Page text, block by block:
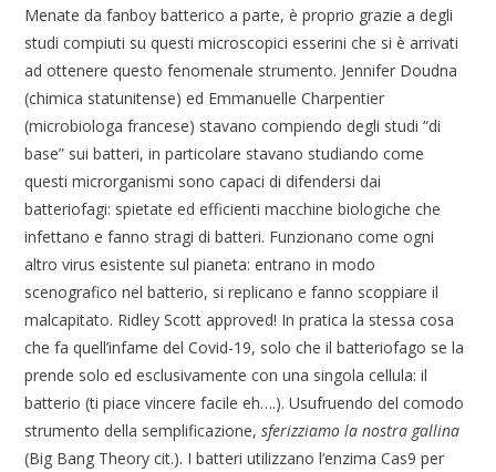
Menate da fanboy batterico a parte, è proprio grazie a degli
studi compiuti su questi microscopici esserini che si è arrivati
ad ottenere questo fenomenale strumento. Jennifer Doudna
(chimica statunitense) ed Emmanuelle Charpentier
(microbiologa francese) stavano compiendo degli studi “di
base” sui batteri, in particolare stavano studiando come
questi microrganismi sono capaci di difendersi dai
batteriofagi: spietate ed efficienti macchine biologiche che
infettano e fanno stragi di batteri. Funzionano come ogni
altro virus esistente sul pianeta: entrano in modo
scenografico nel batterio, si replicano e fanno scoppiare il
malcapitato. Ridley Scott approved! In pratica la stessa cosa
che fa quell’infame del Covid-19, solo che il batteriofago se la
prende solo ed esclusivamente con una singola cellula: il
batterio (ti piace vincere facile eh….). Usufruendo del comodo
strumento della semplificazione,sferizziamo la nostra gallina
(Big Bang Theory cit.). I batteri utilizzano l’enzima Cas9 per